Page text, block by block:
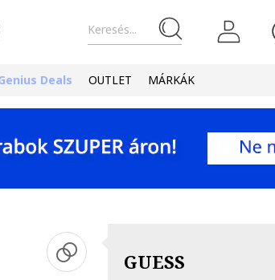
Keresés...
Deals OUTLET MÁRKÁK
GUESS